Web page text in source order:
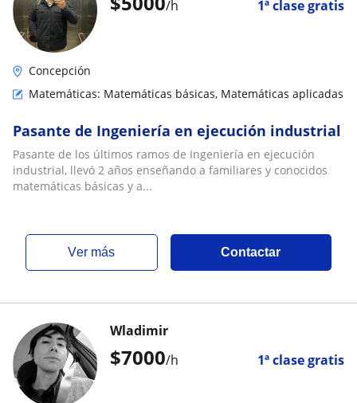
/h 1ª clase gratis
Concepción
Matemáticas: Matemáticas básicas, Matemáticas aplicadas
Pasante de Ingeniería en ejecución industrial
Pasante de los últimos ramos de Ingeniería en ejecución
industrial, llevó 2 años enseñando a familiares y conocidos
matemáticas básicas y a...
ver más Contactar
$7000/h 1ª clase gratis
Wladimir